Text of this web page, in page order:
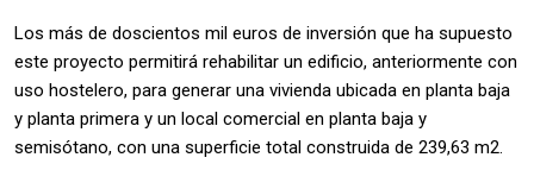
Los más de doscientos mil euros de inversión que ha supuesto
este proyecto permitirá rehabilitar un edificio, anteriormente con
uso hostelero, para generar una vivienda ubicada en planta baja
y planta primera y un local comercial en planta baja y
semisótano, con una superficie total construida de 239,63 m2.